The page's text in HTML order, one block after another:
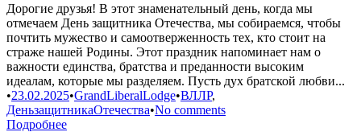
Дорогие друзья! В этот знаменательный день, когда мы
отмечаем День защитника Отечества, мы собираемся, чтобы
почтить мужество и самоотверженность тех, кто стоит на
страже нашей Родины. Этот праздник напоминает нам о
важности единства, братства и преданности высоким
идеалам, которые мы разделяем. Пусть дух братской любви...
•23.02.2025•GrandLiberalLodge•ВЛЛР,
ДеньзащитникаОтечества•No comments
Подробнее